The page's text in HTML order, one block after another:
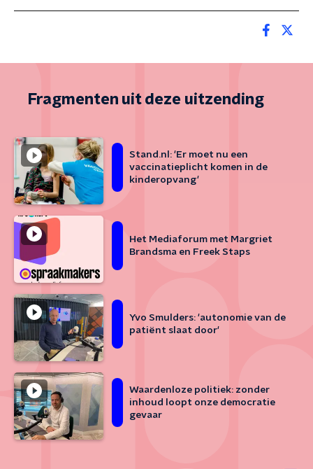
Fragmenten uit deze uitzending
Stand.nl: 'Er moet nu een
vaccinatieplicht komen in de
kinderopvang'
Het Mediaforum met Margriet
Brandsma en Freek Staps
Yvo Smulders: 'autonomie van de
patiënt slaat door'
Waardenloze politiek: zonder
inhoud loopt onze democratie
gevaar